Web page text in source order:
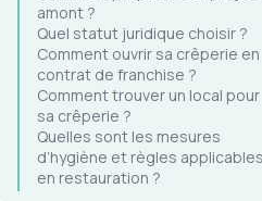
amont ?
Quel statut juridique choisir ?
Comment ouvrir sa crêperie en
contrat de franchise ?
Comment trouver un local pour
sa crêperie ?
Quelles sont les mesures
d’hygiène et règles applicables
en restauration ?